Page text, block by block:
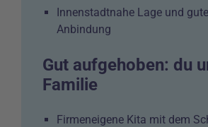
Innenstadtnahe Lage und
Anbindung
Gut aufgehoben: du
Familie
Firmeneigene Kita mit dem